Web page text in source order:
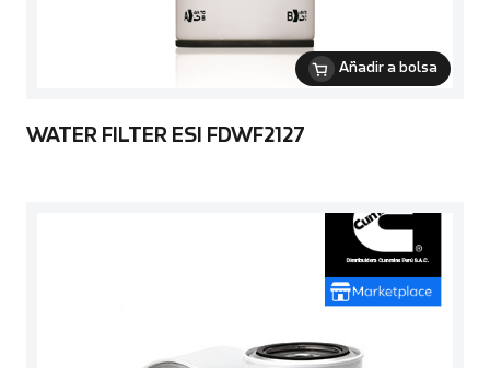
Añadir a bolsa
WATER FILTER ESI FDWF2127